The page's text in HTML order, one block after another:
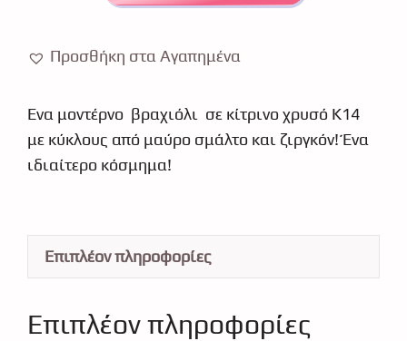
Προσθήκη στα Αγαπημένα
Ένα μοντέρνο βραχιόλι σε κίτρινο χρυσό Κ14
με κύκλους από μαύρο σμάλτο και ζιργκόν! Ένα
ιδιαίτερο κόσμημα!
Επιπλέον πληροφορίες
Επιπλέον πληροφορίες